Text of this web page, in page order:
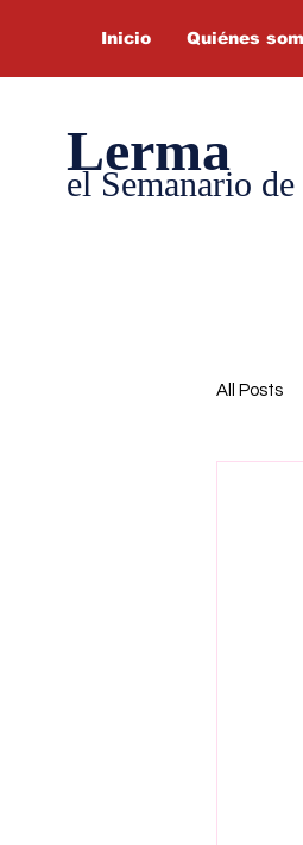
Inicio Quiénes
Lerma
el Semanario
All Posts